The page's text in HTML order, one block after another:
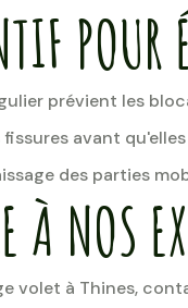
POUR
prévient les
avant
des parties
NOS
volet à Thines,